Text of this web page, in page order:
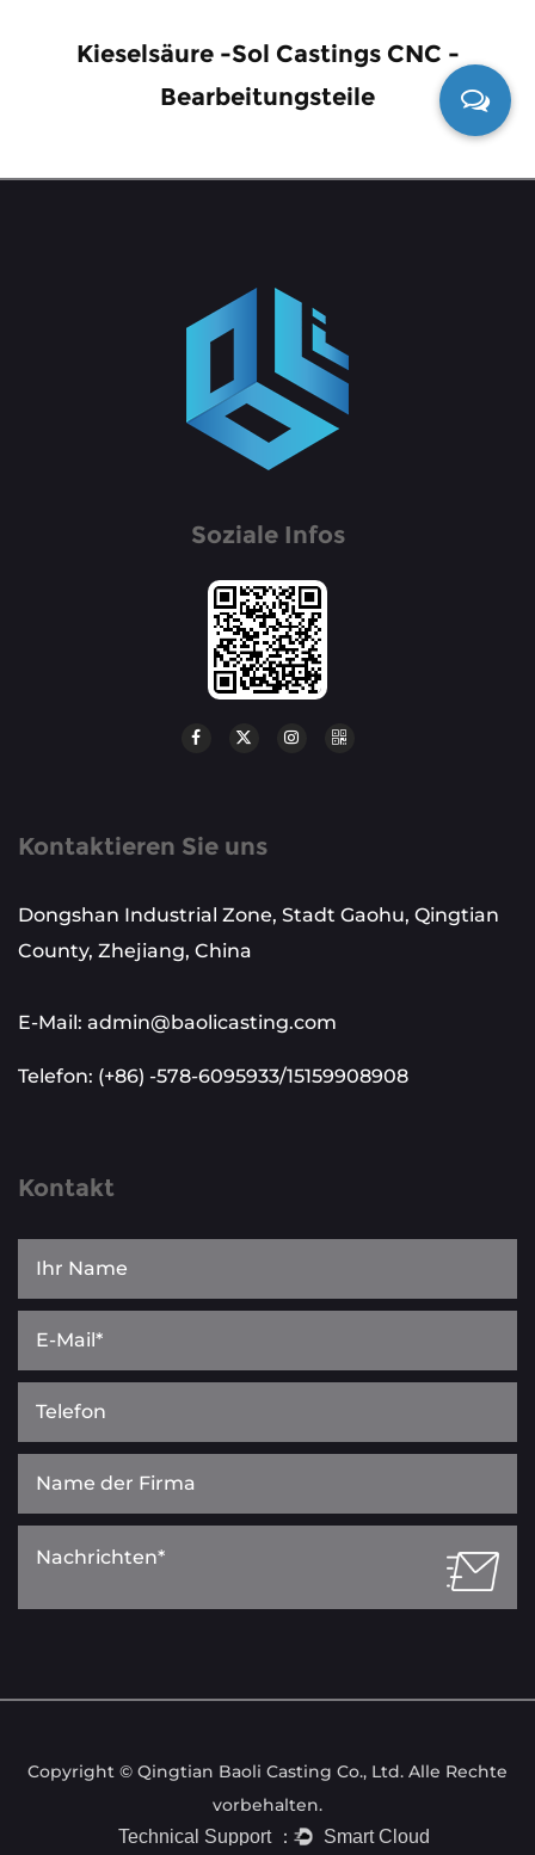
Kieselsäure -Sol Castings CNC -
Bearbeitungsteile
Soziale Infos
Kontaktieren Sie uns
Dongshan Industrial Zone, Stadt Gaohu, Qingtian
County, Zhejiang, China
E-Mail: admin@baolicasting.com
Telefon: (+86) -578-6095933/15159908908
Kontakt
Copyright © Qingtian Baoli Casting Co., Ltd. Alle Rechte
vorbehalten.